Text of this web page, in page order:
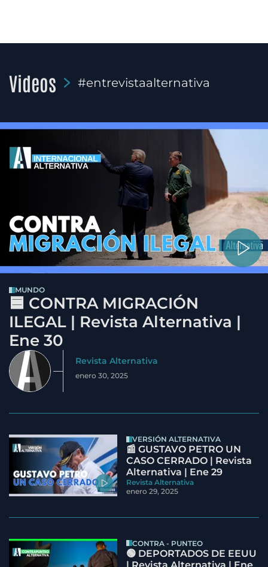
Videos #entrevistaalternativa
MUNDO
🟦 CONTRA MIGRACIÓN
ILEGAL | Revista Alternativa |
Ene 30
Revista Alternativa
enero 30, 2025
VERSIÓN ALTERNATIVA
📰 GUSTAVO PETRO UN
CASO CERRADO | Revista
Alternativa | Ene 29
Revista Alternativa
enero 29, 2025
CONTRA - PUNTEO
🟢 DEPORTADOS DE EEUU
| Revista Alternativa | Ene